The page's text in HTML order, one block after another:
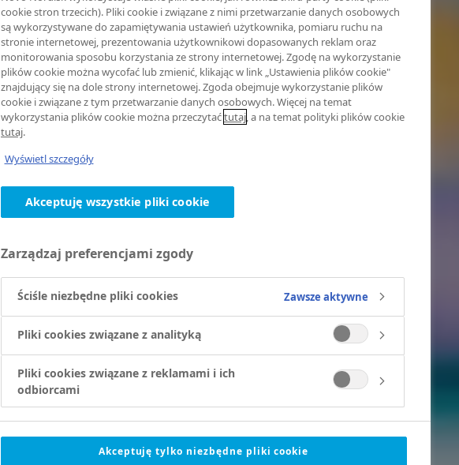
cookie stron trzecich). Pliki cookie i związane z nimi przetwarzanie danych osobowych
są wykorzystywane do zapamiętywania ustawień użytkownika, pomiaru ruchu na
stronie internetowej, prezentowania użytkownikowi dopasowanych reklam oraz
monitorowania sposobu korzystania ze strony internetowej. Zgodę na wykorzystanie
plików cookie można wycofać lub zmienić, klikając w link „Ustawienia plików cookie"
znajdujący się na dole strony internetowej. Zgoda obejmuje wykorzystanie plików
cookie i związane z tym przetwarzanie danych osobowych. Więcej na temat
wykorzystania plików cookie można przeczytaćtutaj, a na temat polityki plików cookie
tutaj.
Wyświetl szczegóły
Akceptuję wszystkie pliki cookie
Zarządzaj preferencjami zgody
Ściśle niezbędne pliki cookies Zawsze aktywne
Pliki cookies związane z analityką
Pliki cookies związane z reklamami i ich
odbiorcami
Akceptuję tylko niezbędne pliki cookie